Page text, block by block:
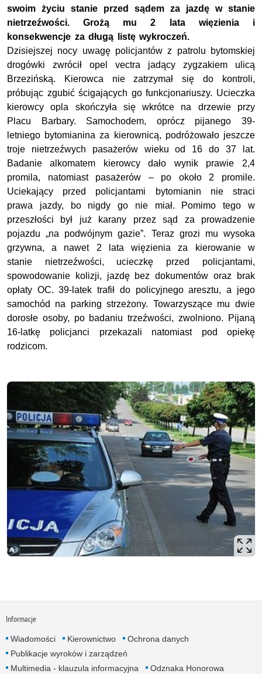
swoim życiu stanie przed sądem za jazdę w stanie
nietrzeźwości. Grożą mu 2 lata więzienia i
konsekwencje za długą listę wykroczeń.
Dzisiejszej nocy uwagę policjantów z patrolu bytomskiej
drogówki zwrócił opel vectra jadący zygzakiem ulicą
Brzezińską. Kierowca nie zatrzymał się do kontroli,
próbując zgubić ścigających go funkcjonariuszy. Ucieczka
kierowcy opla skończyła się wkrótce na drzewie przy
Placu Barbary. Samochodem, oprócz pijanego 39-
letniego bytomianina za kierownicą, podróżowało jeszcze
troje nietrzeźwych pasażerów wieku od 16 do 37 lat.
Badanie alkomatem kierowcy dało wynik prawie 2,4
promila, natomiast pasażerów – po około 2 promile.
Uciekający przed policjantami bytomianin nie straci
prawa jazdy, bo nigdy go nie miał. Pomimo tego w
przeszłości był już karany przez sąd za prowadzenie
pojazdu „na podwójnym gazie”. Teraz grozi mu wysoka
grzywna, a nawet 2 lata więzienia za kierowanie w
stanie nietrzeźwości, ucieczkę przed policjantami,
spowodowanie kolizji, jazdę bez dokumentów oraz brak
opłaty OC. 39-latek trafił do policyjnego aresztu, a jego
samochód na parking strzeżony. Towarzyszące mu dwie
dorosłe osoby, po badaniu trzeźwości, zwolniono. Pijaną
16-latkę policjanci przekazali natomiast pod opiekę
rodzicom.
Informacje
Wiadomości Kierownictwo
Ochrona danych
Publikacje wyroków i zarządzeń
Multimedia - klauzula informacyjna
Odznaka Honorowa